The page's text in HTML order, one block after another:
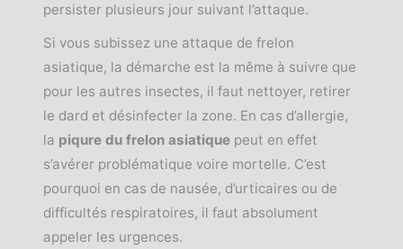
persister plusieurs jour suivant l’attaque.
Si vous subissez une attaque de frelon
asiatique, la démarche est la même à suivre que
pour les autres insectes, il faut nettoyer, retirer
le dard et désinfecter la zone. En cas d’allergie,
la piqure du frelon asiatique peut en effet
s’avérer problématique voire mortelle. C’est
pourquoi en cas de nausée, d’urticaires ou de
difficultés respiratoires, il faut absolument
appeler les urgences.